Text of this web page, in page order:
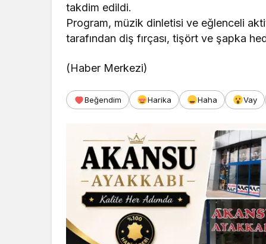
takdim edildi.
Program, müzik dinletisi ve eğlenceli
tarafından diş fırçası, tişört ve şapka
(Haber Merkezi)
Beğendim Harika Haha Vay